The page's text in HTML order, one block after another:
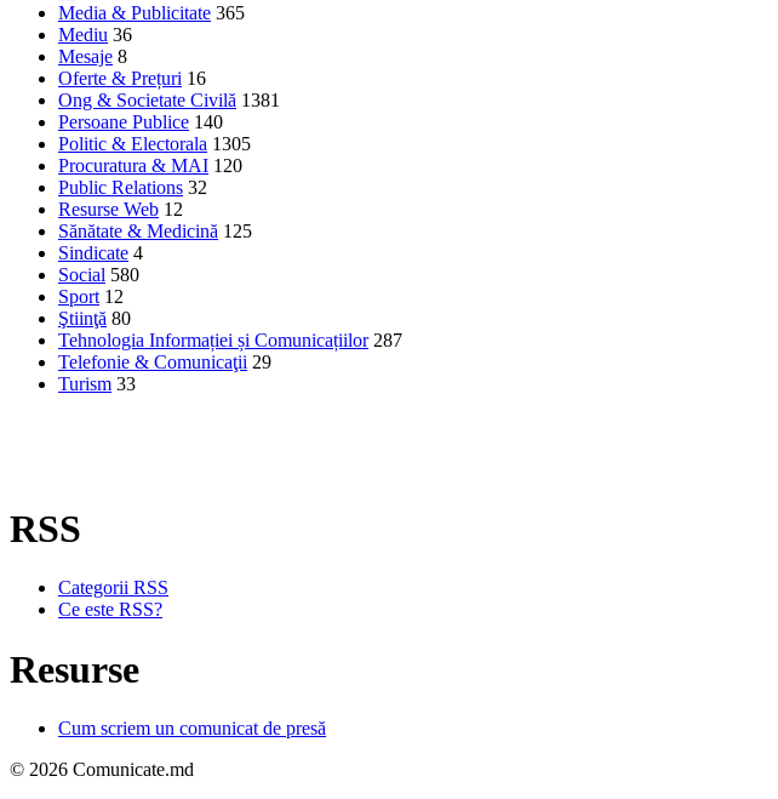
Media & Publicitate 365
Mediu 36
Mesaje 8
Oferte & Prețuri 16
Ong & Societate Civilă 1381
Persoane Publice 140
Politic & Electorala 1305
Procuratura & MAI 120
Public Relations 32
Resurse Web 12
Sănătate & Medicină 125
Sindicate 4
Social 580
Sport 12
Ştiinţă 80
Tehnologia Informației și Comunicațiilor 287
Telefonie & Comunicaţii 29
Turism 33
RSS
Categorii RSS
Ce este RSS?
Resurse
Cum scriem un comunicat de presă
© 2026 Comunicate.md